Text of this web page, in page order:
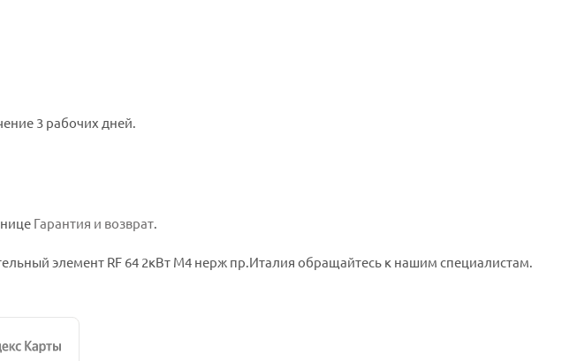
3 рабочих дней.
Гарантия и возврат.
элемент RF 64 2кВт М4 нерж пр.Италия обращайтесь к нашим специалистам.